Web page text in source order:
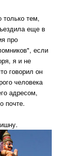
только тем,
еще в
про
если
я и не
говорил он
человека
адресом,
почте.